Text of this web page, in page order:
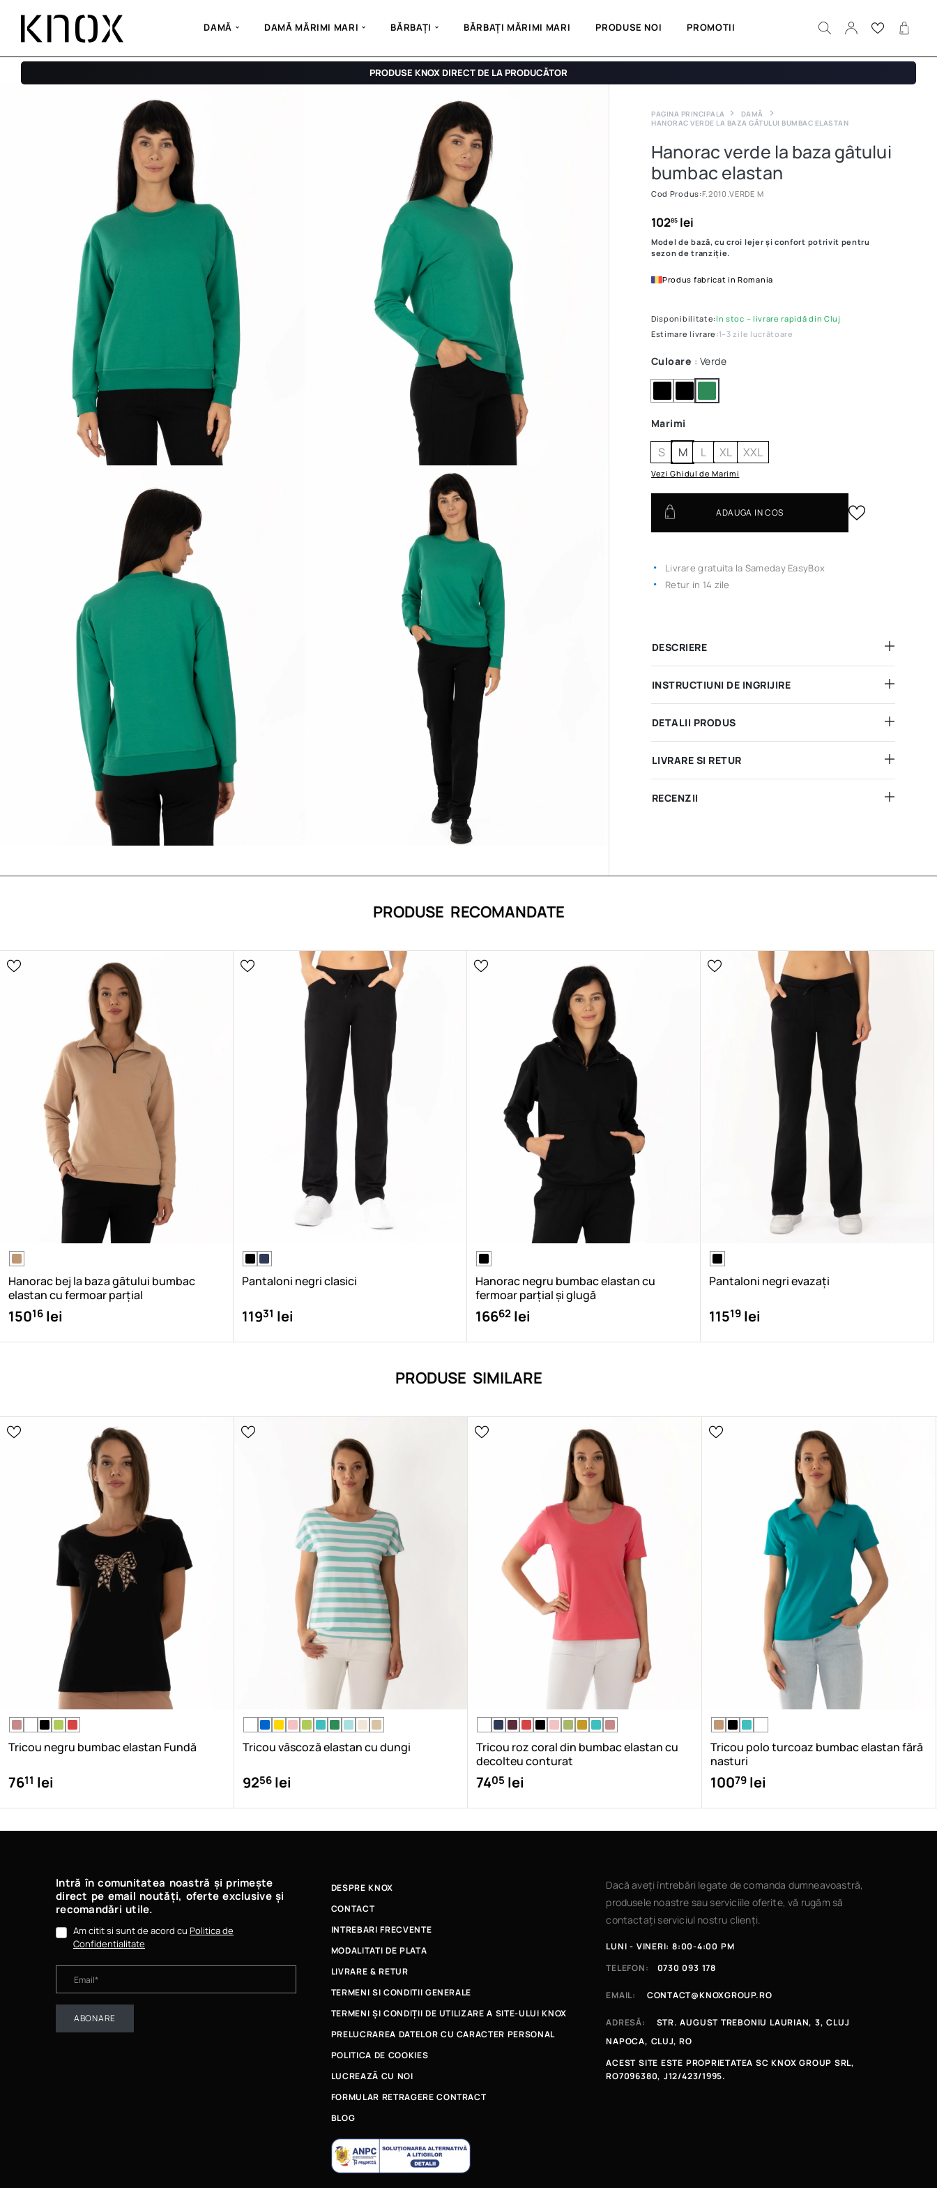
DAMĂ DAMĂ MĂRIMI MARI BĂRBAȚI BĂRBAȚI MĂRIMI MARI PRODUSE NOI PROMOTII
PRODUSE KNOX DIRECT DE LA PRODUCĂTOR
PAGINA PRINCIPALA
DAMĂ
HANORAC VERDE LA BAZA GÂTULUI BUMBAC ELASTAN
Hanorac verde la baza gâtului
bumbac elastan
Cod Produs:F.2010.VERDE M
10285lei
Model de bază, cu croi lejer și confort potrivit pentru
sezon de tranziție.
Produs fabricat in Romania
Disponibilitate:In stoc – livrare rapidă din Cluj
Estimare livrare:1–3 zile lucrătoare
Culoare : Verde
Marimi
S M L XL XXL
Vezi Ghidul de Marimi
ADAUGA IN COS
Livrare gratuita la Sameday EasyBox
Retur in 14 zile
DESCRIERE
INSTRUCTIUNI DE INGRIJIRE
DETALII PRODUS
LIVRARE SI RETUR
RECENZII
PRODUSE RECOMANDATE
Hanorac bej la baza gâtului bumbac
elastan cu fermoar parțial
15016 lei
Pantaloni negri clasici
11931 lei
Hanorac negru bumbac elastan cu
fermoar parțial și glugă
16662 lei
Pantaloni negri evazați
11519 lei
PRODUSE SIMILARE
Tricou negru bumbac elastan Fundă
7611 lei
Tricou vâscoză elastan cu dungi
9256lei
Tricou roz coral din bumbac elastan cu
decolteu conturat
7405 lei
Tricou polo turcoaz bumbac elastan fără
nasturi
10079 lei
Intră în comunitatea noastră și primește
direct pe email noutăți, oferte exclusive și
recomandări utile.
Am citit si sunt de acord cu Politica de
Confidentialitate
ABONARE
DESPRE KNOX
CONTACT
INTREBARI FRECVENTE
MODALITATI DE PLATA
LIVRARE & RETUR
TERMENI SI CONDITII GENERALE
TERMENI ȘI CONDIȚII DE UTILIZARE A SITE-ULUI KNOX
PRELUCRAREA DATELOR CU CARACTER PERSONAL
POLITICA DE COOKIES
LUCREAZÃ CU NOI
FORMULAR RETRAGERE CONTRACT
BLOG
Dacă aveți întrebări legate de comanda dumneavoastră,
produsele noastre sau serviciile oferite, vă rugăm să
contactați serviciul nostru clienți.
LUNI - VINERI: 8:00-4:00 PM
TELEFON:
0730 093 178
EMAIL: CONTACT@KNOXGROUP.RO
ADRESĂ:
STR. AUGUST TREBONIU LAURIAN, 3, CLUJ
NAPOCA, CLUJ, RO
ACEST SITE ESTE PROPRIETATEA SC KNOX GROUP SRL,
RO7096380, J12/423/1995.